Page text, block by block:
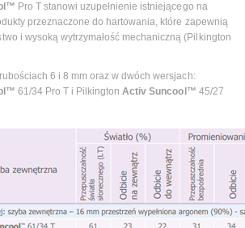
Pro T stanowi uzupełnienie istniejącego na
przeznaczone do hartowania, które zapewnią
i wysoką wytrzymałość mechaniczną (Pilkington
6 i 8 mm oraz w dwóch wersjach:
61/34 Pro T i PilkingtonActiv Suncool™ 45/27